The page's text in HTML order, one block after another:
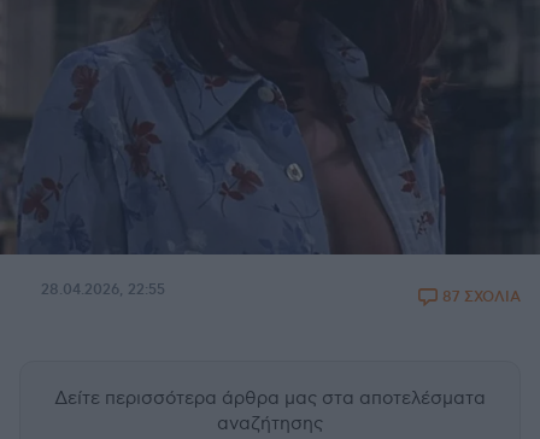
28.04.2026, 22:55 87 ΣΧΟΛΙΑ
Δείτε περισσότερα άρθρα μας στα αποτελέσματα
αναζήτησης